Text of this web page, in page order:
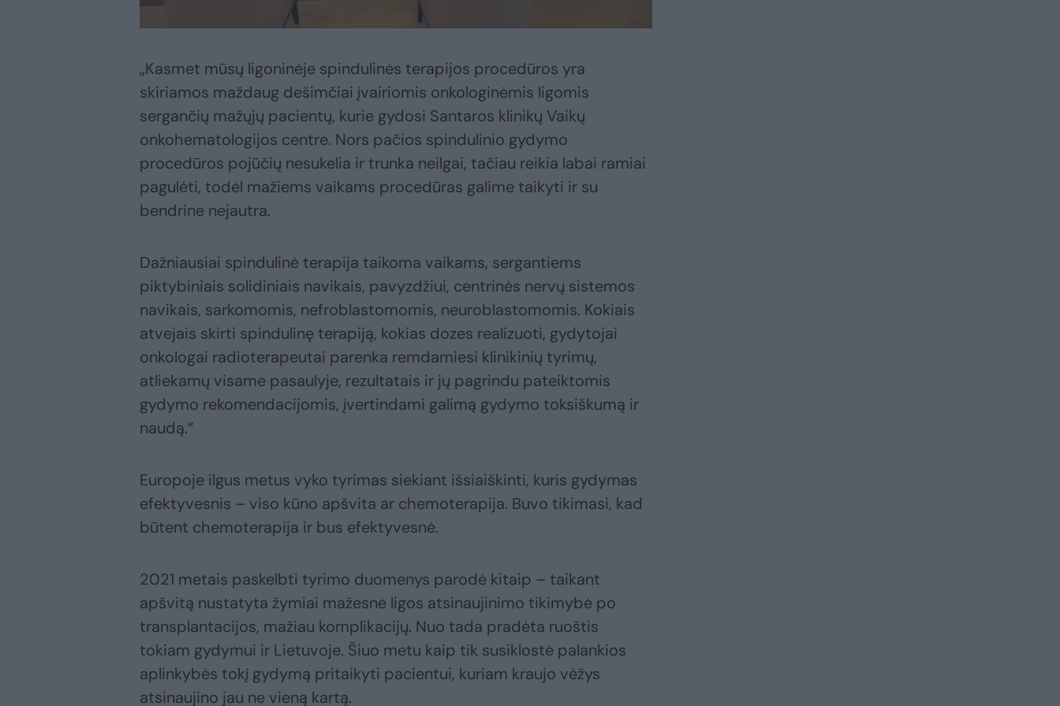
„Kasmet mūsų ligoninėje spindulinės terapijos procedūros yra
skiriamos maždaug dešimčiai įvairiomis onkologinėmis ligomis
sergančių mažųjų pacientų, kurie gydosi Santaros klinikų Vaikų
onkohematologijos centre. Nors pačios spindulinio gydymo
procedūros pojūčių nesukelia ir trunka neilgai, tačiau reikia labai ramiai
pagulėti, todėl mažiems vaikams procedūras galime taikyti ir su
bendrine nejautra.
Dažniausiai spindulinė terapija taikoma vaikams, sergantiems
piktybiniais solidiniais navikais, pavyzdžiui, centrinės nervų sistemos
navikais, sarkomomis, nefroblastomomis, neuroblastomomis. Kokiais
atvejais skirti spindulinę terapiją, kokias dozes realizuoti, gydytojai
onkologai radioterapeutai parenka remdamiesi klinikinių tyrimų,
atliekamų visame pasaulyje, rezultatais ir jų pagrindu pateiktomis
gydymo rekomendacijomis, įvertindami galimą gydymo toksiškumą ir
naudą.“
Europoje ilgus metus vyko tyrimas siekiant išsiaiškinti, kuris gydymas
efektyvesnis – viso kūno apšvita ar chemoterapija. Buvo tikimasi, kad
būtent chemoterapija ir bus efektyvesnė.
2021 metais paskelbti tyrimo duomenys parodė kitaip – taikant
apšvitą nustatyta žymiai mažesnė ligos atsinaujinimo tikimybė po
transplantacijos, mažiau komplikacijų. Nuo tada pradėta ruoštis
tokiam gydymui ir Lietuvoje. Šiuo metu kaip tik susiklostė palankios
aplinkybės tokį gydymą pritaikyti pacientui, kuriam kraujo vėžys
atsinaujino jau ne vieną kartą.